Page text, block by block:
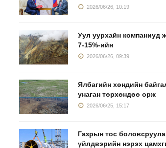
2026/06/26, 10:19
Уул уурхайн компаниуд
7-15%-ийн
2026/06/26, 09:39
Ялбагийн хөндийн
унаган төрхөндөө орж
2026/06/25, 15:17
Газрын тос
үйлдвэрийн нэрэх